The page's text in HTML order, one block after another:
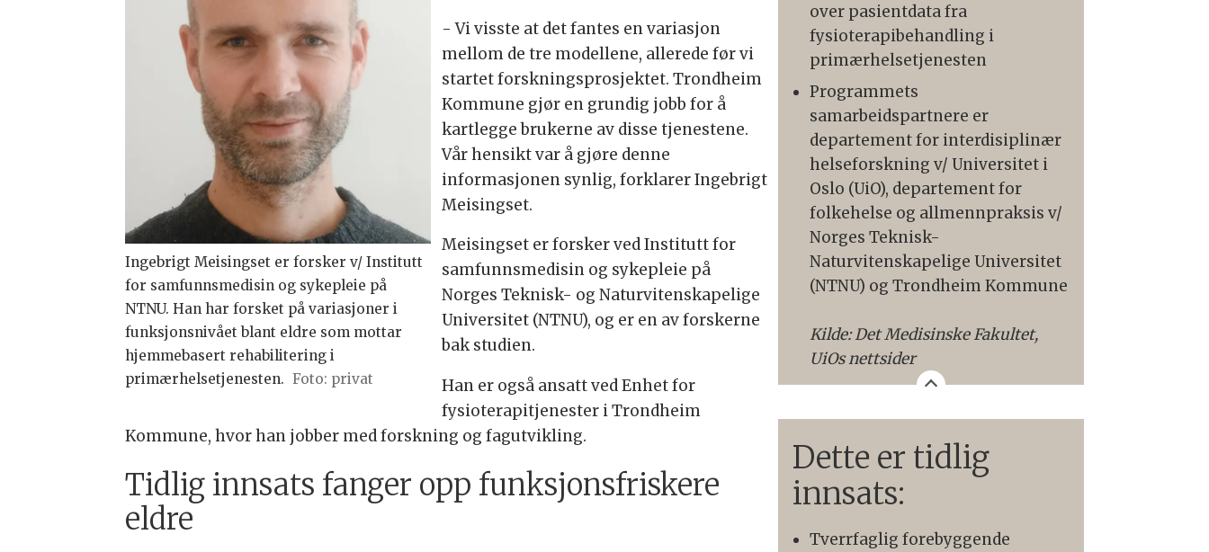
over pasientdata fra
fysioterapibehandling i
primærhelsetjenesten
Programmets
samarbeidspartnere er
departement for interdisiplinær
helseforskning v/ Universitet i
Oslo (UiO), departement for
folkehelse og allmennpraksis v/
Norges Teknisk-
Naturvitenskapelige Universitet
(NTNU) og Trondheim Kommune
Kilde: Det Medisinske Fakultet,
UiOs nettsider
Ingebrigt Meisingset er forsker v/ Institutt
for samfunnsmedisin og sykepleie på
NTNU. Han har forsket på variasjoner i
funksjonsnivået blant eldre som mottar
hjemmebasert rehabilitering i
primærhelsetjenesten. Foto: privat
- Vi visste at det fantes en variasjon
mellom de tre modellene, allerede før vi
startet forskningsprosjektet. Trondheim
Kommune gjør en grundig jobb for å
kartlegge brukerne av disse tjenestene.
Vår hensikt var å gjøre denne
informasjonen synlig, forklarer Ingebrigt
Meisingset.
Dette er tidlig
innsats:
Tverrfaglig forebyggende
Meisingset er forsker ved Institutt for
samfunnsmedisin og sykepleie på
Norges Teknisk- og Naturvitenskapelige
Universitet (NTNU), og er en av forskerne
bak studien.
Han er også ansatt ved Enhet for
fysioterapitjenester i Trondheim
Kommune, hvor han jobber med forskning og fagutvikling.
Tidlig innsats fanger opp funksjonsfriskere
eldre